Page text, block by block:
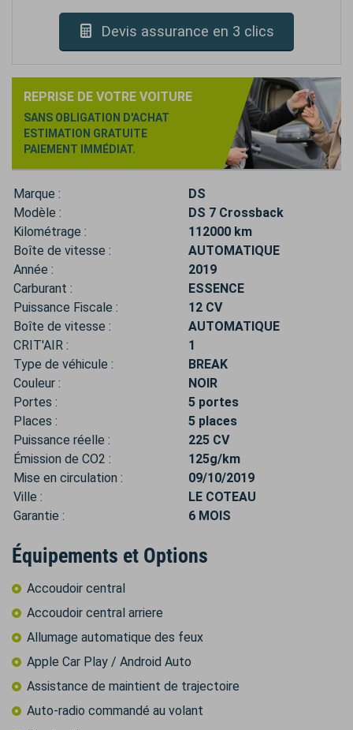
Devis assurance en 3 clics
REPRISE DE VOTRE VOITURE
SANS OBLIGATION D'ACHAT
ESTIMATION GRATUITE
PAIEMENT IMMÉDIAT.
Marque :
DS
Modèle :
DS 7 Crossback
Kilométrage :
112000 km
Boîte de vitesse :
AUTOMATIQUE
Année :
2019
Carburant :
ESSENCE
Puissance Fiscale :
12 CV
Boîte de vitesse :
AUTOMATIQUE
CRIT'AIR :
1
Type de véhicule :
BREAK
Couleur :
NOIR
Portes :
5 portes
Places :
5 places
Puissance réelle :
225 CV
Émission de CO2 :
125g/km
Mise en circulation :
09/10/2019
Ville :
LE COTEAU
Garantie :
6 MOIS
Équipements et Options
Accoudoir central
Accoudoir central arriere
Allumage automatique des feux
Apple Car Play / Android Auto
Assistance de maintient de trajectoire
Auto-radio commandé au volant